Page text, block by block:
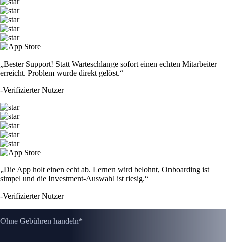
„Bester Support! Statt Warteschlange sofort einen echten Mitarbeiter
erreicht. Problem wurde direkt gelöst.“
-Verifizierter Nutzer
„Die App holt einen echt ab. Lernen wird belohnt, Onboarding ist
simpel und die Investment-Auswahl ist riesig.“
-Verifizierter Nutzer
Ohne Gebühren handeln*